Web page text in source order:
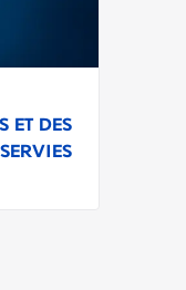
ET DES